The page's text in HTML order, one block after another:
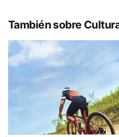
También sobre